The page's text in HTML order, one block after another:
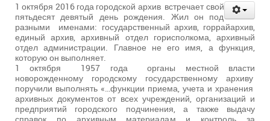
1 октября 2016 года городской архив встречает свой
пятьдесят девятый день рождения. Жил он под
разными именами: государственный архив, горрайархив,
единый архив, архивный отдел горисполкома, архивный
отдел администрации. Главное не его имя, а функция,
которую он выполняет.
1 октября 1957 года органы местной власти
новорожденному городскому государственному архиву
поручили выполнять «…функции приема, учета и хранения
архивных документов от всех учреждений, организаций и
предприятий городского подчинения, а также выдачу